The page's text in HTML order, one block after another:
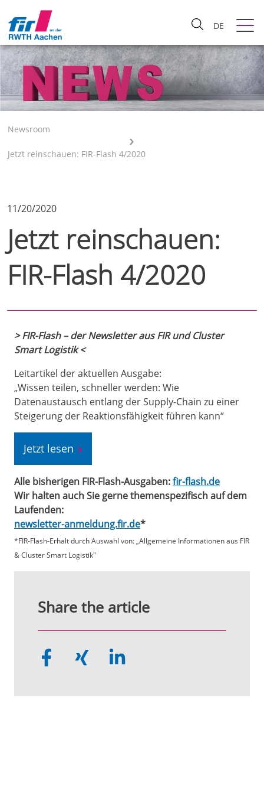
DE
Newsroom
Jetzt reinschauen: FIR-Flash 4/2020
11/20/2020
Jetzt reinschauen:
FIR-Flash 4/2020
> FIR-Flash – der Newsletter aus FIR und Cluster
Smart Logistik <
Leitartikel der aktuellen Ausgabe:
„Wissen teilen, schneller werden: Wie
Datenaustausch entlang der Supply-Chain zu einer
Steigerung der Reaktionsfähigkeit führen kann“
Jetzt lesen
Alle bisherigen FIR-Flash-Ausgaben:fir-flash.de
Wir halten auch Sie gerne themenspezifisch auf dem
Laufenden:
newsletter-anmeldung.fir.de*
*FIR-Flash-Erhalt durch Auswahl von: „Allgemeine Informationen aus FIR
& Cluster Smart Logistik"
Share the article